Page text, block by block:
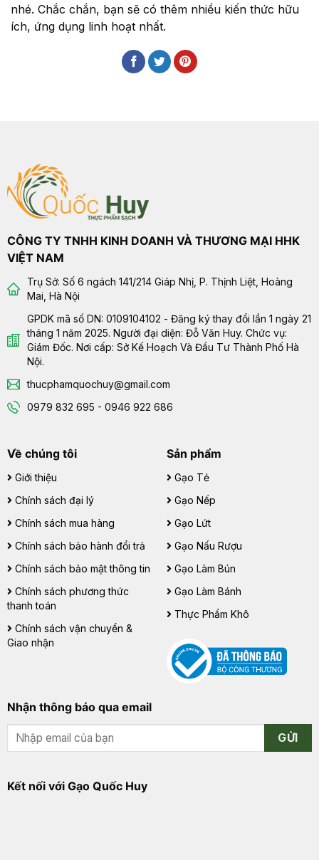
nhé. Chắc chắn, bạn sẽ có thêm nhiều kiến thức hữu
ích, ứng dụng linh hoạt nhất.
CÔNG TY TNHH KINH DOANH VÀ THƯƠNG MẠI HHK
VIỆT NAM
Trụ Sở: Số 6 ngách 141/214 Giáp Nhị, P. Thịnh Liệt, Hoàng
Mai, Hà Nội
GPDK mã số DN: 0109104102 - Đăng ký thay đổi lần 1 ngày 21
tháng 1 năm 2025. Người đại diện: Đỗ Văn Huy. Chức vụ:
Giám Đốc. Nơi cấp: Sở Kế Hoạch Và Đầu Tư Thành Phố Hà
Nội.
thucphamquochuy@gmail.com
0979 832 695 - 0946 922 686
Về chúng tôi
Giới thiệu
Chính sách đại lý
Chính sách mua hàng
Chính sách bảo hành đổi trả
Chính sách bảo mật thông tin
Chính sách phương thức
thanh toán
Chính sách vận chuyển &
Giao nhận
Sản phẩm
Gạo Tẻ
Gạo Nếp
Gạo Lứt
Gạo Nấu Rượu
Gạo Làm Bún
Gạo Làm Bánh
Thực Phẩm Khô
Nhận thông báo qua email
GỬI
Kết nối với Gạo Quốc Huy